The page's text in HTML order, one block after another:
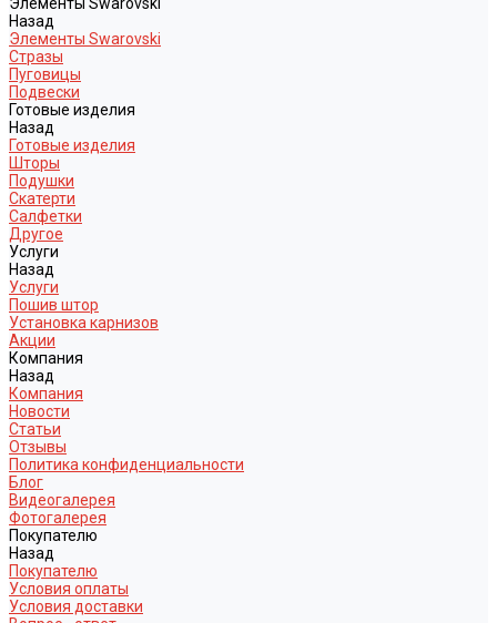
Назад
Элементы Swarovski
Стразы
Пуговицы
Подвески
Готовые изделия
Назад
Готовые изделия
Шторы
Подушки
Скатерти
Салфетки
Другое
Услуги
Назад
Услуги
Пошив штор
Установка карнизов
Акции
Компания
Назад
Компания
Новости
Статьи
Отзывы
Политика конфиденциальности
Блог
Видеогалерея
Фотогалерея
Покупателю
Назад
Покупателю
Условия оплаты
Условия доставки